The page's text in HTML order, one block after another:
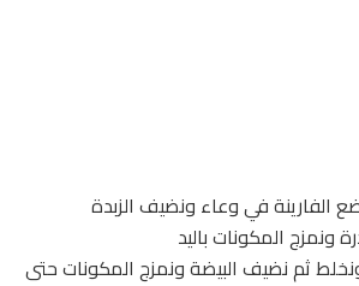
الفارينة في وعاء ونضيف الزبدة
ونمزج المكونات باليد
ثم نضيف البيضة ونمزج المكونات حتى